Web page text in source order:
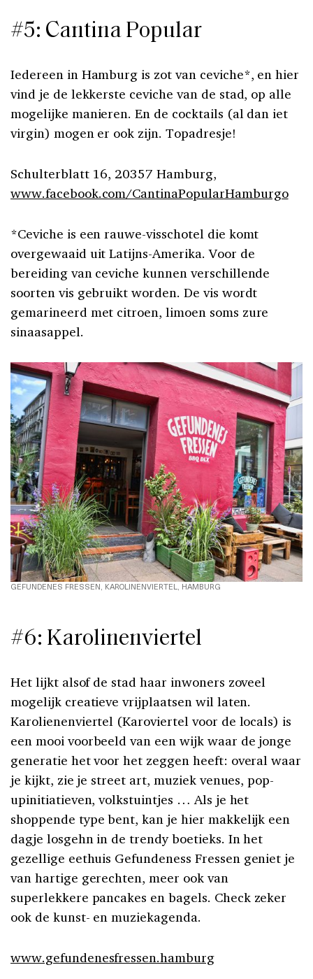
#5: Cantina Popular
Iedereen in Hamburg is zot van ceviche*, en hier
vind je de lekkerste ceviche van de stad, op alle
mogelijke manieren. En de cocktails (al dan iet
virgin) mogen er ook zijn. Topadresje!
Schulterblatt 16, 20357 Hamburg,
www.facebook.com/CantinaPopularHamburgo
*Ceviche is een rauwe-visschotel die komt
overgewaaid uit Latijns-Amerika. Voor de
bereiding van ceviche kunnen verschillende
soorten vis gebruikt worden. De vis wordt
gemarineerd met citroen, limoen soms zure
sinaasappel.
GEFUNDENES FRESSEN, KAROLINENVIERTEL, HAMBURG
#6: Karolinenviertel
Het lijkt alsof de stad haar inwoners zoveel
mogelijk creatieve vrijplaatsen wil laten.
Karolienenviertel (Karoviertel voor de locals) is
een mooi voorbeeld van een wijk waar de jonge
generatie het voor het zeggen heeft: overal waar
je kijkt, zie je street art, muziek venues, pop-
upinitiatieven, volkstuintjes … Als je het
shoppende type bent, kan je hier makkelijk een
dagje losgehn in de trendy boetieks. In het
gezellige eethuis Gefundeness Fressen geniet je
van hartige gerechten, meer ook van
superlekkere pancakes en bagels. Check zeker
ook de kunst- en muziekagenda.
www.gefundenesfressen.hamburg